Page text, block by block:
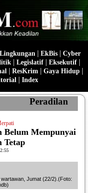
Lingkungan | EkBis| Cyber
| Legislatif | Eksekutif |
| ResKrim | Gaya Hidup |
| Index
Peradilan
Belum Mempunyai
Tetap
Jumat (22/2).(Foto: